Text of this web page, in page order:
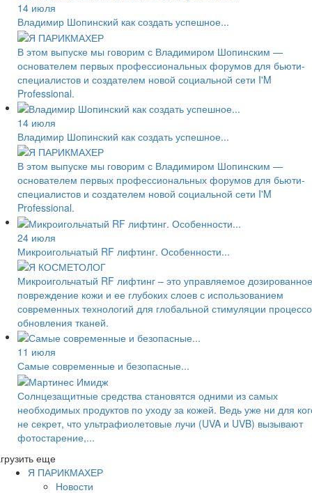
14 июля
Владимир Шопинский как создать успешное...
В этом выпуске мы говорим с Владимиром Шопинским —
основателем первых профессиональных форумов для бьюти-
специалистов и создателем новой социальной сети I'M
Professional.
14 июля
Владимир Шопинский как создать успешное...
В этом выпуске мы говорим с Владимиром Шопинским —
основателем первых профессиональных форумов для бьюти-
специалистов и создателем новой социальной сети I'M
Professional.
24 июля
Микроигольчатый RF лифтинг. Особенности...
Микроигольчатый RF лифтинг – это управляемое дозированное
повреждение кожи и ее глубоких слоев с использованием
современных технологий для глобальной стимуляции
обновления тканей.
11 июля
Самые современные и безопасные...
Солнцезащитные средства становятся одними из самых
необходимых продуктов по уходу за кожей. Ведь уже ни для
не секрет, что ультрафиолетовые лучи (UVA и UVB) вызывают
фотостарение,...
еще
Я ПАРИКМАХЕР
Новости